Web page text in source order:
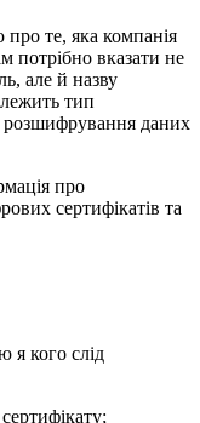
те, яка компанія
потрібно вказати не
але й назву
тип
розшифрування даних
про
сертифікатів та
я кого слід